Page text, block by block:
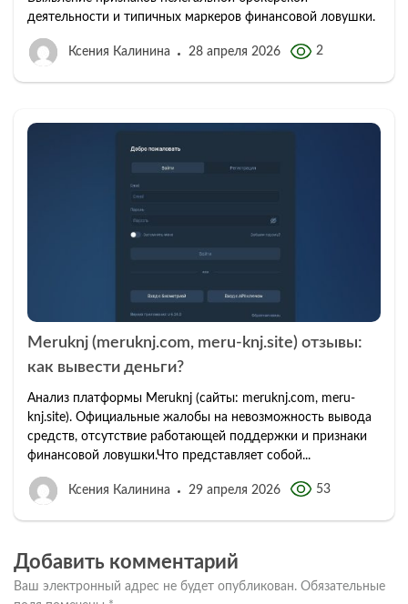
деятельности и типичных маркеров финансовой ловушки.
Ксения Калинина 28 апреля 2026 2
Meruknj (meruknj.com, meru-knj.site) отзывы:
как вывести деньги?
Анализ платформы Meruknj (сайты: meruknj.com, meru-
knj.site). Официальные жалобы на невозможность вывода
средств, отсутствие работающей поддержки и признаки
финансовой ловушки.Что представляет собой...
Ксения Калинина 29 апреля 2026 53
Добавить комментарий
Ваш электронный адрес не будет опубликован. Обязательные